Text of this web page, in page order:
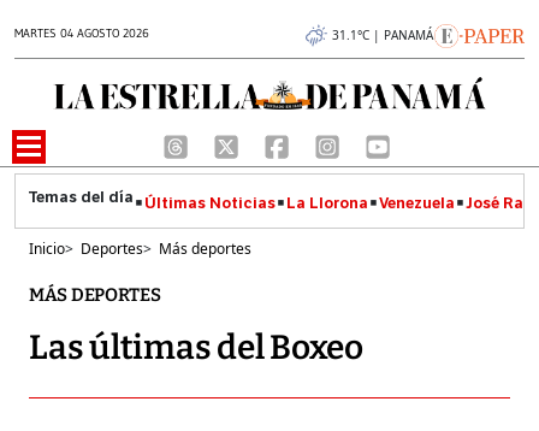
MARTES 04 AGOSTO 2026 31.1°C | PANAMÁ
Últimas Noticias La Llorona Venezuela José
Inicio> Deportes> Más deportes
MÁS DEPORTES
Las últimas del Boxeo